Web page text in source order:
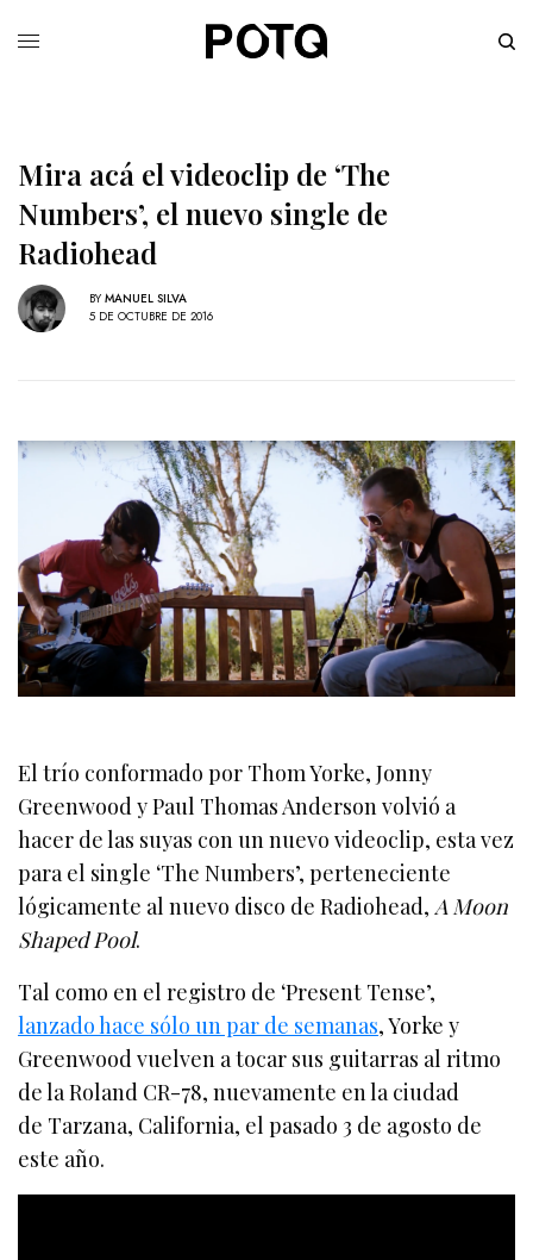
Mira acá el videoclip de ‘The
Numbers’, el nuevo single de
Radiohead
BY MANUEL SILVA
5 DE OCTUBRE DE 2016
El trío conformado por Thom Yorke, Jonny
Greenwood y Paul Thomas Anderson volvió a
hacer de las suyas con un nuevo videoclip, esta vez
para el single ‘The Numbers’, perteneciente
lógicamente al nuevo disco de Radiohead, A Moon
Shaped Pool.
Tal como en el registro de ‘Present Tense’,
lanzado hace sólo un par de semanas, Yorke y
Greenwood vuelven a tocar sus guitarras al ritmo
de la Roland CR-78, nuevamente en la ciudad
de Tarzana, California, el pasado 3 de agosto de
este año.